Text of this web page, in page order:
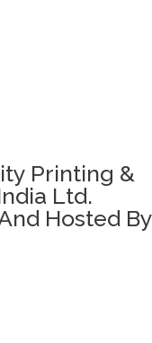
Printing &
Ltd.
Hosted By